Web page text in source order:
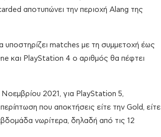
αποτυπώνει την περιοχή Alang της
υποστηρίζει matches με τη συμμετοχή έως
και PlayStation 4 o αριθμός θα πέφτει
2021, για PlayStation 5,
που αποκτήσεις είτε την Gold, είτε
νωρίτερα, δηλαδή από τις 12